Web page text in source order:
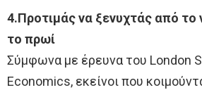
4.Προτιμάς να ξενυχτάς από το
το πρωί
Σύμφωνα με έρευνα του London
Economics, εκείνοι που